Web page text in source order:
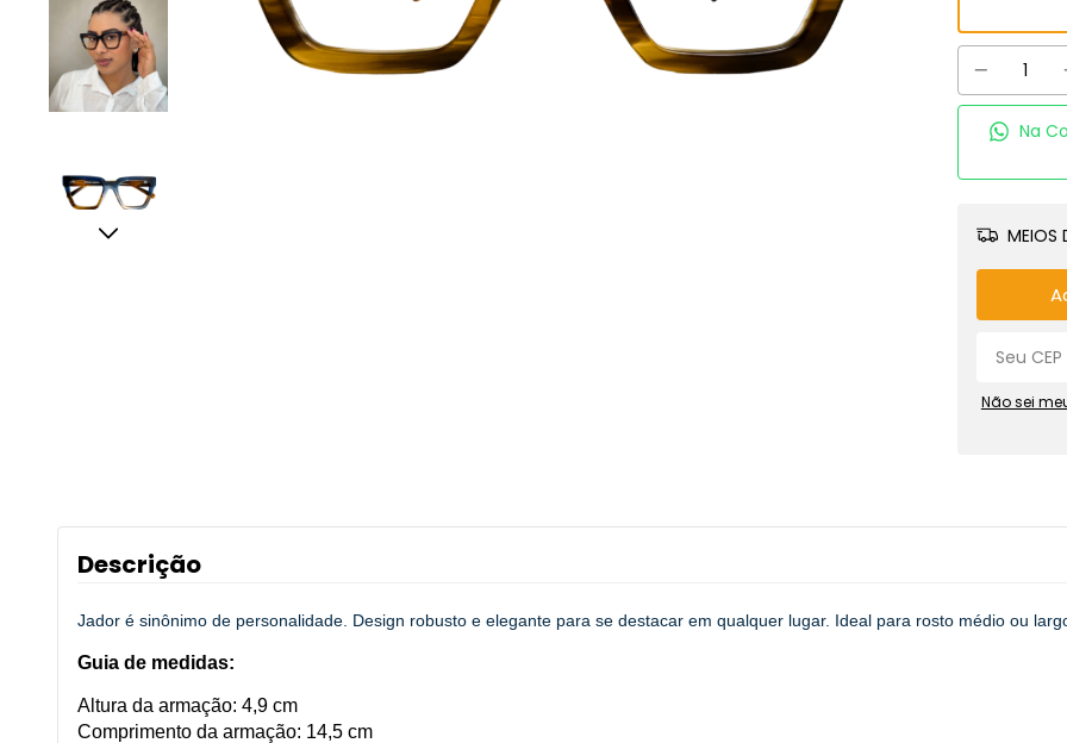
Na
MEIOS
Não sei
Descrição
Jador é sinônimo de personalidade. Design robusto e elegante para se destacar em qualquer lugar. Ideal para rosto médio ou
Guia de medidas:
Altura da armação: 4,9 cm
Comprimento da armação: 14,5 cm